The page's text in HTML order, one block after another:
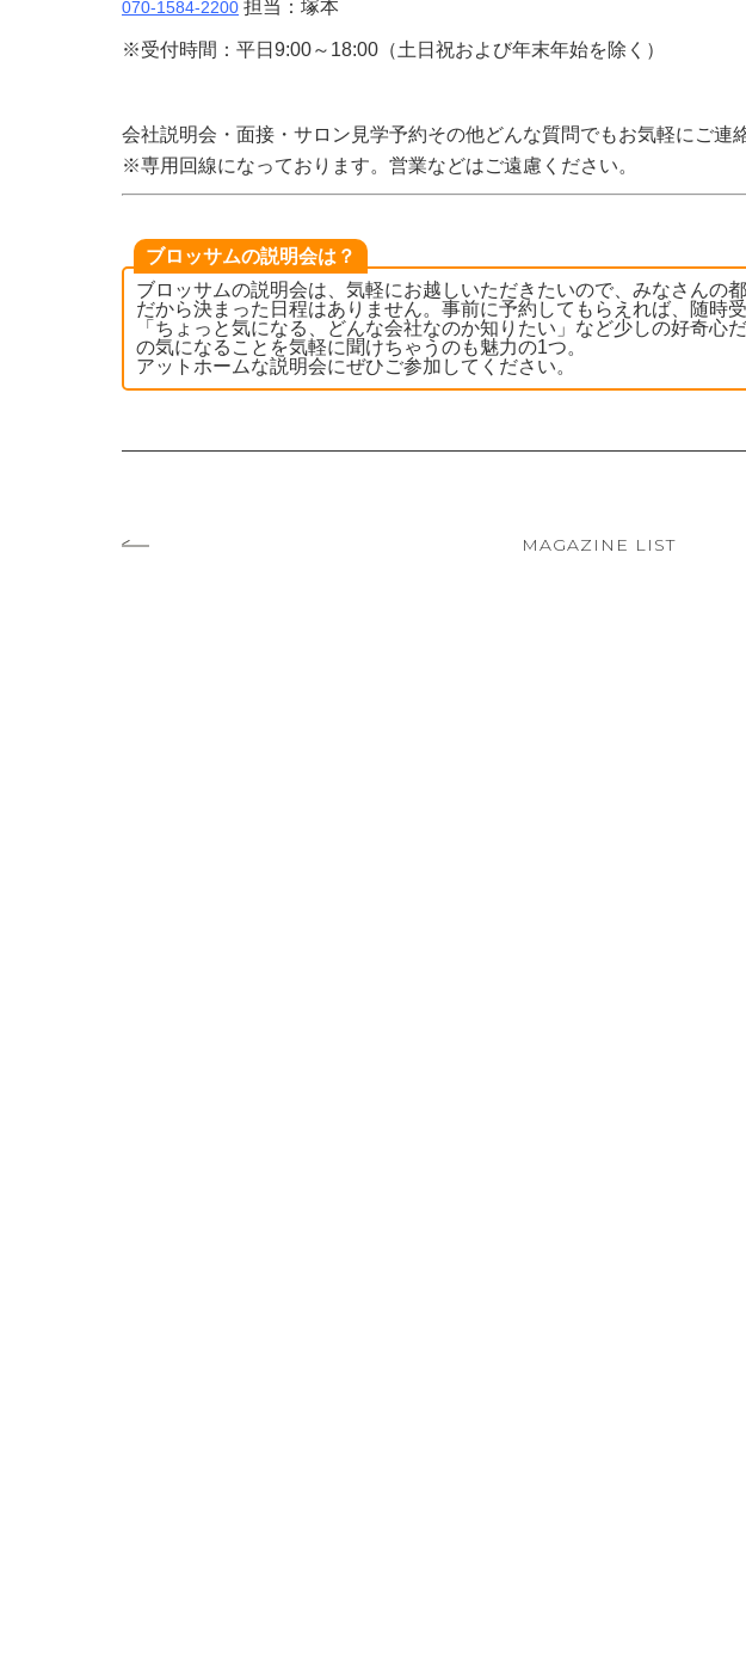
070-1584-2200 担当：塚本
※受付時間：平日9:00～18:00（土日祝および年末年始を除く）
会社説明会・面接・サロン見学予約その他どんな質問でもお気軽にご連
※専用回線になっております。営業などはご遠慮ください。
ブロッサムの説明会は？
ブロッサムの説明会は、気軽にお越しいただきたいので、みなさんの
だから決まった日程はありません。事前に予約してもらえれば、随時受
「ちょっと気になる、どんな会社なのか知りたい」など少しの好奇心
の気になることを気軽に聞けちゃうのも魅力の1つ。
アットホームな説明会にぜひご参加してください。
MAGAZINE LIST